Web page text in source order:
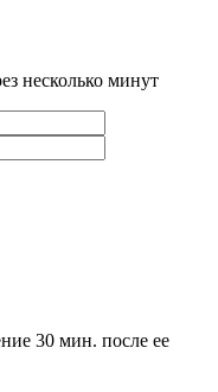
несколько минут
30 мин. после ее